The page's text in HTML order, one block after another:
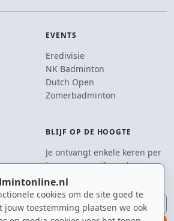
cookies om de site goed te
jouw toestemming plaatsen we ook
EVENTS
Eredivisie
NK Badminton
Dutch Open
Zomerbadminton
BLIJF OP DE HOOGTE
Je ontvangt enkele keren per
jaar een e-mail met het
laatste badmintonnieuws.
E-mailadres